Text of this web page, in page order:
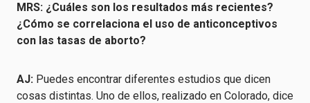
MRS: ¿Cuáles son los resultados más recientes?
¿Cómo se correlaciona el uso de anticonceptivos
con las tasas de aborto?
AJ: Puedes encontrar diferentes estudios que dicen
cosas distintas. Uno de ellos, realizado en Colorado, dice